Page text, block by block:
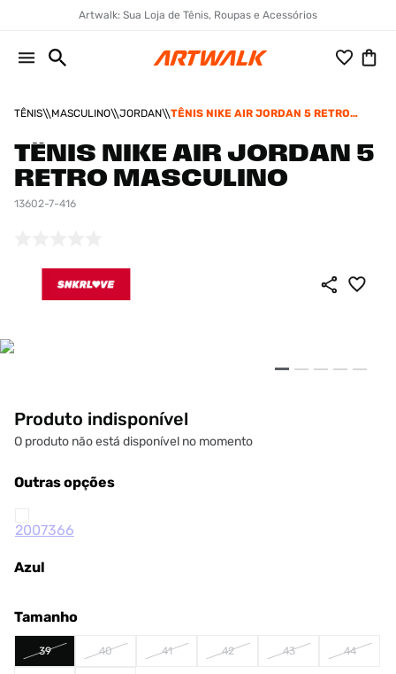
Artwalk: Sua Loja de Tênis, Roupas e Acessórios
TÊNIS MASCULINO JORDAN
TÊNIS NIKE AIR JORDAN 5 RETRO
TÊNIS NIKE AIR JORDAN 5
RETRO MASCULINO
13602-7-416
Produto indisponível
O produto não está disponível no momento
Outras opções
Azul
Tamanho
39 40 41 42 43 44